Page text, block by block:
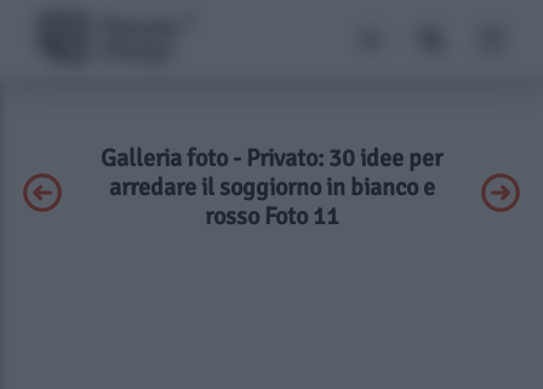
Galleria foto - Privato: 30 idee per
arredare il soggiorno in bianco e
rosso Foto 11